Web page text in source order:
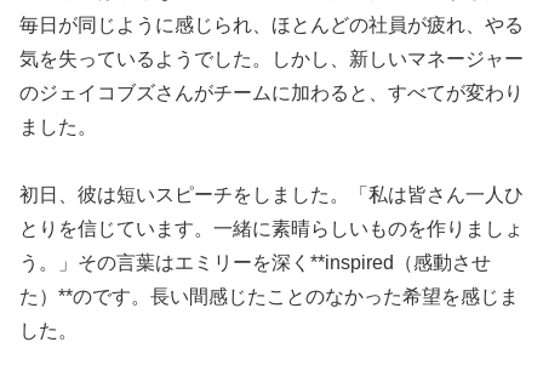
毎日が同じように感じられ、ほとんどの社員が疲れ、やる
気を失っているようでした。しかし、新しいマネージャー
のジェイコブズさんがチームに加わると、すべてが変わり
ました。
初日、彼は短いスピーチをしました。「私は皆さん一人ひ
とりを信じています。一緒に素晴らしいものを作りましょ
う。」その言葉はエミリーを深く**inspired（感動させ
た）**のです。長い間感じたことのなかった希望を感じま
した。